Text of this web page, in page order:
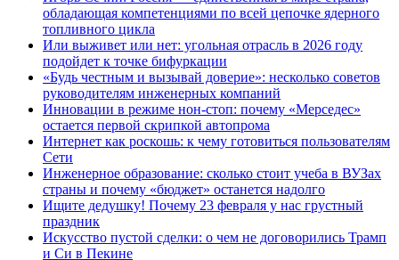
обладающая компетенциями по всей цепочке ядерного
топливного цикла
Или выживет или нет: угольная отрасль в 2026 году
подойдет к точке бифуркации
«Будь честным и вызывай доверие»: несколько советов
руководителям инженерных компаний
Инновации в режиме нон-стоп: почему «Мерседес»
остается первой скрипкой автопрома
Интернет как роскошь: к чему готовиться пользователям
Сети
Инженерное образование: сколько стоит учеба в ВУЗах
страны и почему «бюджет» останется надолго
Ищите дедушку! Почему 23 февраля у нас грустный
праздник
Искусство пустой сделки: о чем не договорились Трамп
и Си в Пекине